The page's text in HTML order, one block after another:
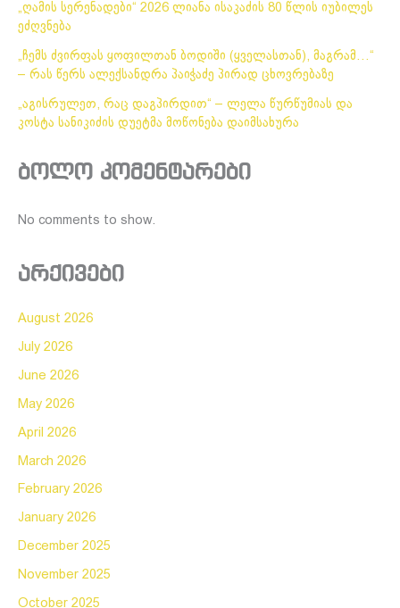
„ღამის სერენადები“ 2026 ლიანა ისაკაძის 80 წლის იუბილეს
ეძღვნება
„ჩემს ძვირფას ყოფილთან ბოდიში (ყველასთან), მაგრამ…“
– რას წერს ალექსანდრა პაიჭაძე პირად ცხოვრებაზე
„აგისრულეთ, რაც დაგპირდით“ – ლელა წურწუმიას და
კოსტა სანიკიძის დუეტმა მოწონება დაიმსახურა
ბოლო კომენტარები
No comments to show.
არქივები
August 2026
July 2026
June 2026
May 2026
April 2026
March 2026
February 2026
January 2026
December 2025
November 2025
October 2025